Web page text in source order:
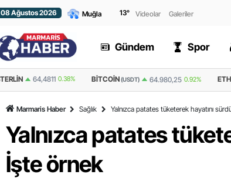
08 Ağustos 2026 13° Videolar Galeriler
Gündem Spor
BITCOIN(USDT) 64.980,25 0.92% ETHEREUM(USDT) 1.917,27
Marmaris Haber Sağlık Yalnızca patates tüketerek hayatını
Yalnızca patates
İşte örnek